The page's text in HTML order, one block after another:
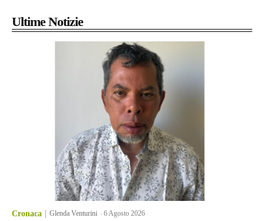
Ultime Notizie
Cronaca Glenda Venturini -6 Agosto 2026